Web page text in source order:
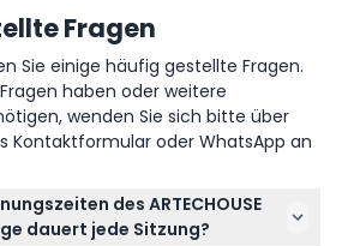
Fragen
Sie einige häufig gestellte Fragen.
haben oder weitere
wenden Sie sich bitte über
Kontaktformular oder WhatsApp an
des ARTECHOUSE
dauert jede Sitzung?